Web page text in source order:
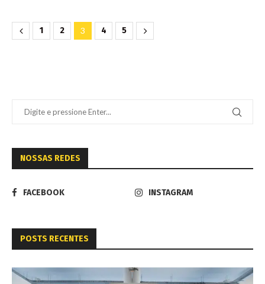
1 2 3 4 5
NOSSAS REDES
FACEBOOK INSTAGRAM
POSTS RECENTES